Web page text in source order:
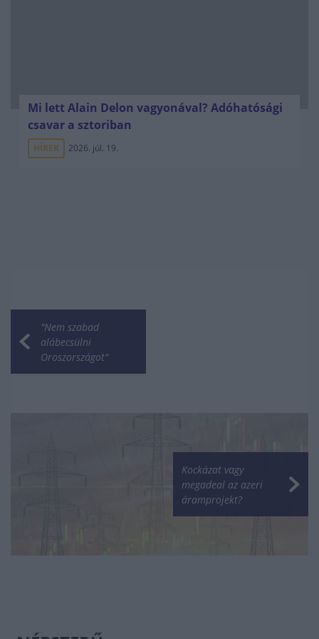
Mi lett Alain Delon vagyonával? Adóhatósági
csavar a sztoriban
HÍREK 2026. júl. 19.
"Nem szabad
alábecsülni
Oroszországot"
Kockázat vagy
megadeal az azeri
áramprojekt?